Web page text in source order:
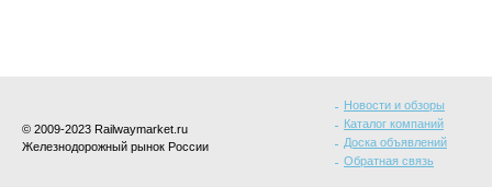
© 2009-2023 Railwaymarket.ru
Железнодорожный рынок России
Новости и обзоры
Каталог компаний
Доска объявлений
Обратная связь